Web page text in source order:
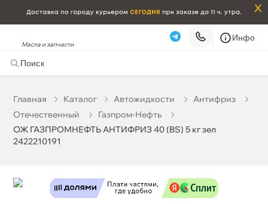
x
Масла и запчасти
Инфо
Главная Катало Автожидкости
Антифриз
Отечественный
Газпром-Нефть
ОЖ ГАЗПРОМНЕФТЬ АНТИФРИЗ 40 (BS) 5 кг зел
2422210191
ОЖ ГАЗПРОМНЕФТЬ АНТИФРИЗ 40 (BS) 5 кг зел
Бесплатная Сегодня, 09.08 (при заказе от 2000₽)
Срочная за 2 ч – 399 ₽
Карта Список